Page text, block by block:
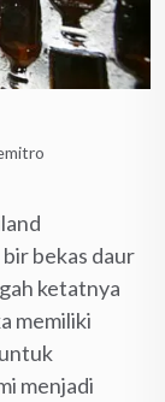
bekas daur
ketatnya
memiliki
menjadi